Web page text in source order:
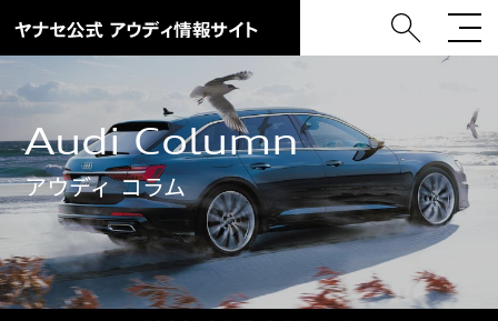
Audi Column
アウディ コラム